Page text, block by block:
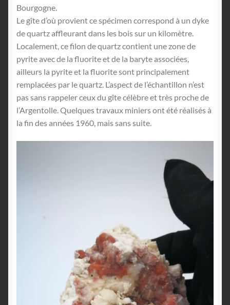
Bourgogne.
Le gîte d’où provient ce spécimen correspond à un dyke
de quartz affleurant dans les bois sur un kilomètre.
Localement, ce filon de quartz contient une zone de
pyrite avec de la fluorite et de la baryte associées,
ailleurs la pyrite et la fluorite sont principalement
remplacées par le quartz. L’aspect de l’échantillon n’est
pas sans rappeler ceux du gîte célèbre et très proche de
l’Argentolle. Quelques travaux miniers ont été réalisés à
la fin des années 1960, mais sans suite.